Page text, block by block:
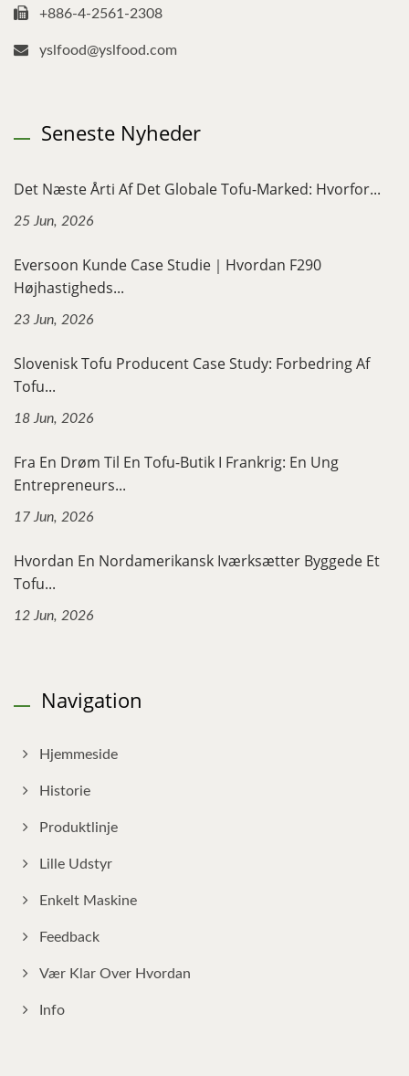
+886-4-2561-2308
yslfood@yslfood.com
Seneste Nyheder
Det Næste Årti Af Det Globale Tofu-Marked: Hvorfor...
25 Jun, 2026
Eversoon Kunde Case Studie｜Hvordan F290
Højhastigheds...
23 Jun, 2026
Slovenisk Tofu Producent Case Study: Forbedring Af
Tofu...
18 Jun, 2026
Fra En Drøm Til En Tofu-Butik I Frankrig: En Ung
Entrepreneurs...
17 Jun, 2026
Hvordan En Nordamerikansk Iværksætter Byggede Et
Tofu...
12 Jun, 2026
Navigation
Hjemmeside
Historie
Produktlinje
Lille Udstyr
Enkelt Maskine
Feedback
Vær Klar Over Hvordan
Info